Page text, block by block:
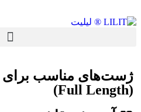
ژست‌های مناسب برای
(Full Length)